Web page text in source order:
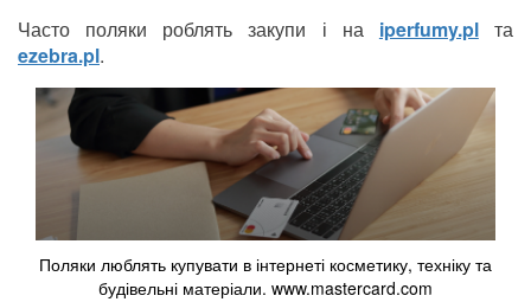
Часто поляки роблять закупи і на iperfumy.plта
ezebra.pl.
Поляки люблять купувати в інтернеті косметику, техніку та
будівельні матеріали. www.mastercard.com